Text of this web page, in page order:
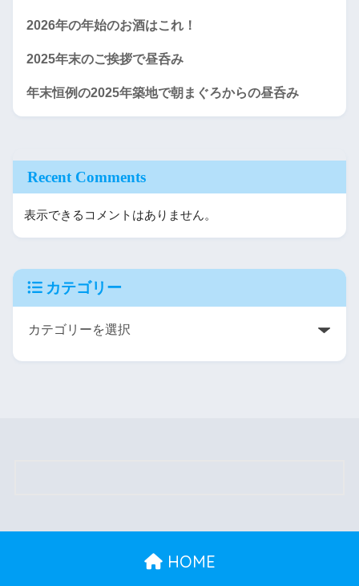
2026年の年始のお酒はこれ！
2025年末のご挨拶で昼呑み
年末恒例の2025年築地で朝まぐろからの昼呑み
Recent Comments
表示できるコメントはありません。
カテゴリー
HOME